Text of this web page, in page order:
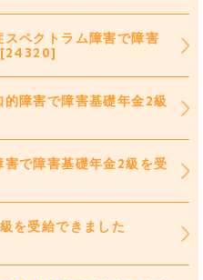
スペクトラム障害で障害
[24320]
的障害で障害基礎年金2級
害で障害基礎年金2級を受
を受給できました